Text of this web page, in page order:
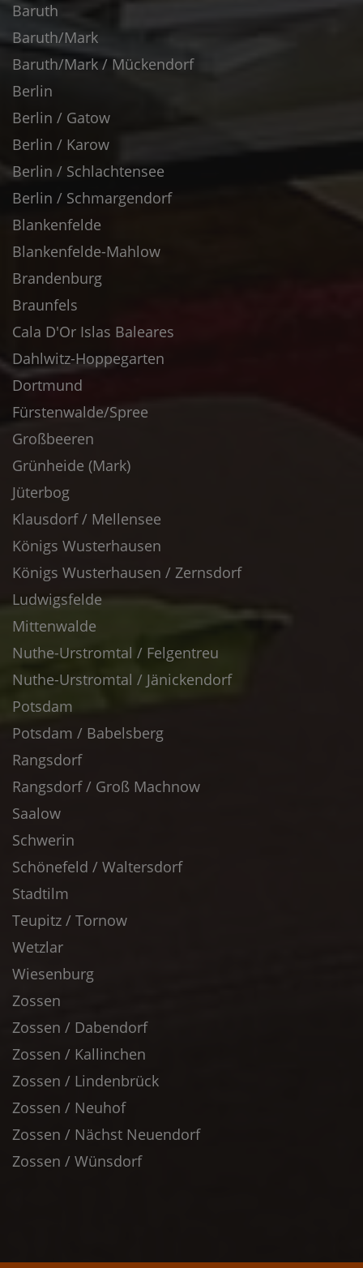
Baruth
Baruth/Mark
Baruth/Mark / Mückendorf
Berlin
Berlin / Gatow
Berlin / Karow
Berlin / Schlachtensee
Berlin / Schmargendorf
Blankenfelde
Blankenfelde-Mahlow
Brandenburg
Braunfels
Cala D'Or Islas Baleares
Dahlwitz-Hoppegarten
Dortmund
Fürstenwalde/Spree
Großbeeren
Grünheide (Mark)
Jüterbog
Klausdorf / Mellensee
Königs Wusterhausen
Königs Wusterhausen / Zernsdorf
Ludwigsfelde
Mittenwalde
Nuthe-Urstromtal / Felgentreu
Nuthe-Urstromtal / Jänickendorf
Potsdam
Potsdam / Babelsberg
Rangsdorf
Rangsdorf / Groß Machnow
Saalow
Schwerin
Schönefeld / Waltersdorf
Stadtilm
Teupitz / Tornow
Wetzlar
Wiesenburg
Zossen
Zossen / Dabendorf
Zossen / Kallinchen
Zossen / Lindenbrück
Zossen / Neuhof
Zossen / Nächst Neuendorf
Zossen / Wünsdorf